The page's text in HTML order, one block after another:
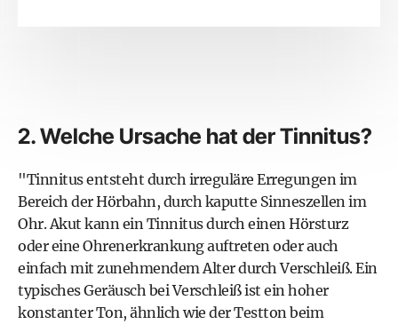
2. Welche Ursache hat der Tinnitus?
"Tinnitus entsteht durch irreguläre Erregungen im
Bereich der Hörbahn, durch kaputte Sinneszellen im
Ohr. Akut kann ein Tinnitus durch einen Hörsturz
oder eine Ohrenerkrankung auftreten oder auch
einfach mit zunehmendem Alter durch Verschleiß. Ein
typisches Geräusch bei Verschleiß ist ein hoher
konstanter Ton, ähnlich wie der Testton beim